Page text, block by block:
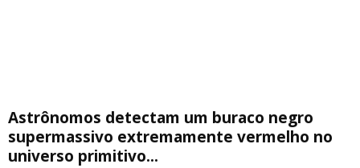
Astrônomos detectam um buraco negro
supermassivo extremamente vermelho no
universo primitivo...